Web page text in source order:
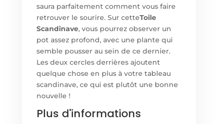
saura parfaitement comment vous faire
retrouver le sourire. Sur cetteToile
Scandinave, vous pourrez observer un
pot assez profond, avec une plante qui
semble pousser au sein de ce dernier.
Les deux cercles derrières ajoutent
quelque chose en plus à votre tableau
scandinave, ce qui est plutôt une bonne
nouvelle !
Plus d'informations